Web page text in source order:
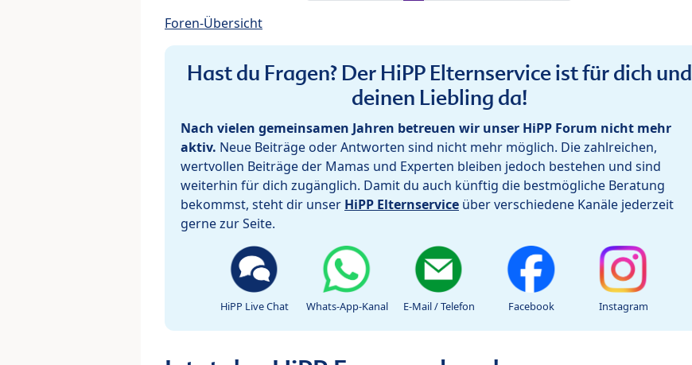
Foren-Übersicht
Hast du Fragen? Der HiPP Elternservice ist für dich und
deinen Liebling da!
Nach vielen gemeinsamen Jahren betreuen wir unser HiPP Forum nicht mehr
aktiv. Neue Beiträge oder Antworten sind nicht mehr möglich. Die zahlreichen,
wertvollen Beiträge der Mamas und Experten bleiben jedoch bestehen und sind
weiterhin für dich zugänglich. Damit du auch künftig die bestmögliche Beratung
bekommst, steht dir unser HiPP Elternservice über verschiedene Kanäle jederzeit
gerne zur Seite.
HiPP Live Chat Whats-App-Kanal E-Mail / Telefon Facebook Instagram